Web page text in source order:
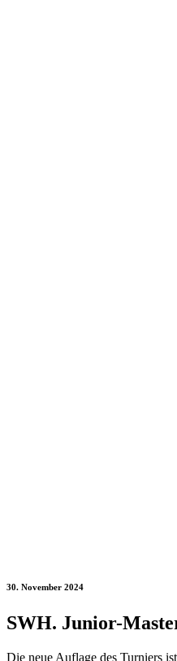
30. November 2024
SWH. Junior-
Die neue Auflage des Turniers